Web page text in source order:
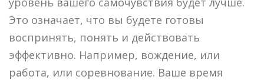
Это означает, что вы будете готовы
воспринять, понять и действовать
эффективно. Например, вождение, или
работа, или соревнование. Ваше время